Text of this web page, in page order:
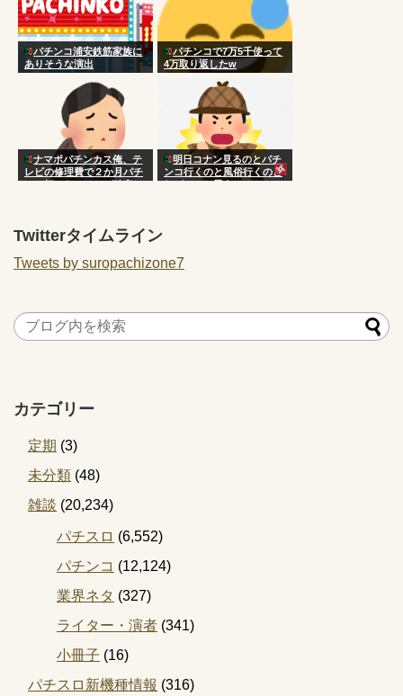
パチンコ浦安鉄筋家族に
ありそうな演出
パチンコで7万5千使って
4万取り返したw
ナマポパチンカス俺、テ
レビの修理費で２か月パチ
ンコ打てないことが確定し
明日コナン見るのとパチ
ンコ行くのと風俗行くのど
れがいいと思う？
Twitterタイムライン
Tweets by suropachizone7
カテゴリー
定期 (3)
未分類 (48)
雑談 (20,234)
パチスロ (6,552)
パチンコ (12,124)
業界ネタ (327)
ライター・演者 (341)
小冊子 (16)
パチスロ新機種情報 (316)